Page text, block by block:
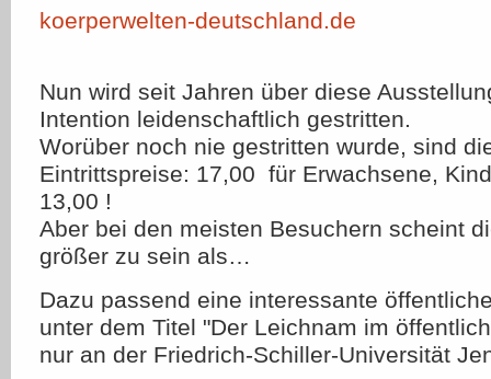
koerperwelten-deutschland.de
Nun wird seit Jahren über diese
Intention leidenschaftlich gestritten.
Worüber noch nie gestritten wurde, sind
Eintrittspreise: 17,00  für Erwachsene,
13,00 !
Aber bei den meisten Besuchern scheint
größer zu sein als…
Dazu passend eine interessante
unter dem Titel "Der Leichnam im
nur an der Friedrich-Schiller-Universität